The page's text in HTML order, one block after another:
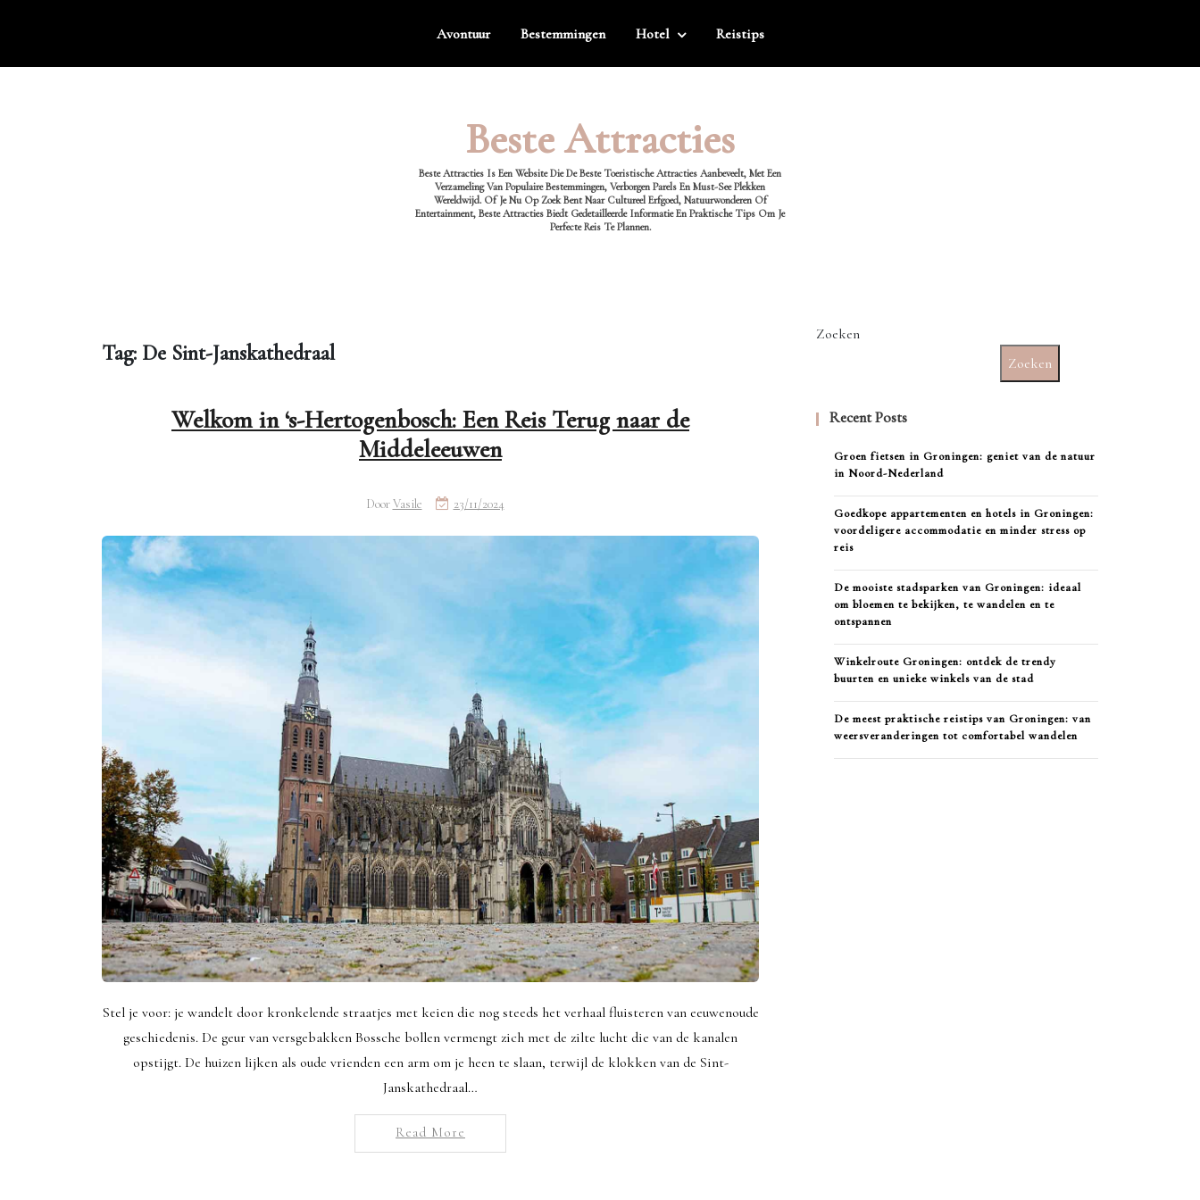
Avontuur Bestemmingen Hotel Reistips
Beste Attracties
Beste Attracties Is Een Website Die De Beste Toeristische Attracties Aanbeveelt, Met Een
Verzameling Van Populaire Bestemmingen, Verborgen Parels En Must-See Plekken
Wereldwijd. Of Je Nu Op Zoek Bent Naar Cultureel Erfgoed, Natuurwonderen Of
Entertainment, Beste Attracties Biedt Gedetailleerde Informatie En Praktische Tips Om Je
Perfecte Reis Te Plannen.
Tag: De Sint-Janskathedraal
Welkom in ‘s-Hertogenbosch: Een Reis Terug naar de
Middeleeuwen
DoorVasile 23/11/2024
Stel je voor: je wandelt door kronkelende straatjes met keien die nog steeds het verhaal fluisteren van eeuwenoude
geschiedenis. De geur van versgebakken Bossche bollen vermengt zich met de zilte lucht die van de kanalen
opstijgt. De huizen lijken als oude vrienden een arm om je heen te slaan, terwijl de klokken van de Sint-
Janskathedraal…
Read More
Zoeken
Zoeken
Recent Posts
Groen fietsen in Groningen: geniet van de natuur
in Noord-Nederland
Goedkope appartementen en hotels in Groningen:
voordeligere accommodatie en minder stress op
reis
De mooiste stadsparken van Groningen: ideaal
om bloemen te bekijken, te wandelen en te
ontspannen
Winkelroute Groningen: ontdek de trendy
buurten en unieke winkels van de stad
De meest praktische reistips van Groningen: van
weersveranderingen tot comfortabel wandelen